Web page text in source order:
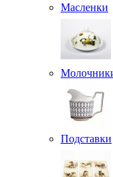
Масленки
Подставки